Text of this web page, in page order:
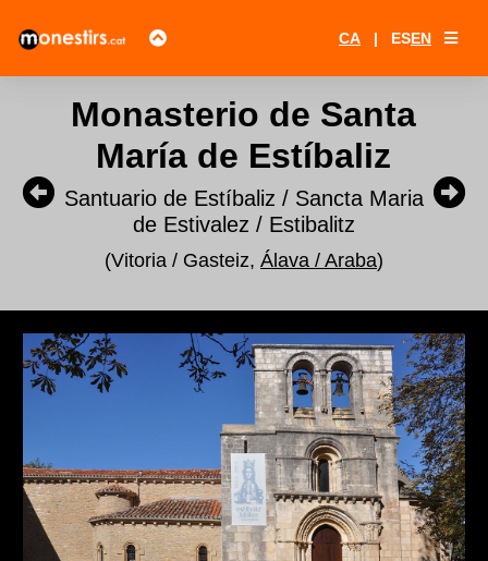
CA | ESEN
Monasterio de Santa
María de Estíbaliz
Santuario de Estíbaliz / Sancta Maria
de Estivalez / Estibalitz
(Vitoria / Gasteiz, Álava / Araba)